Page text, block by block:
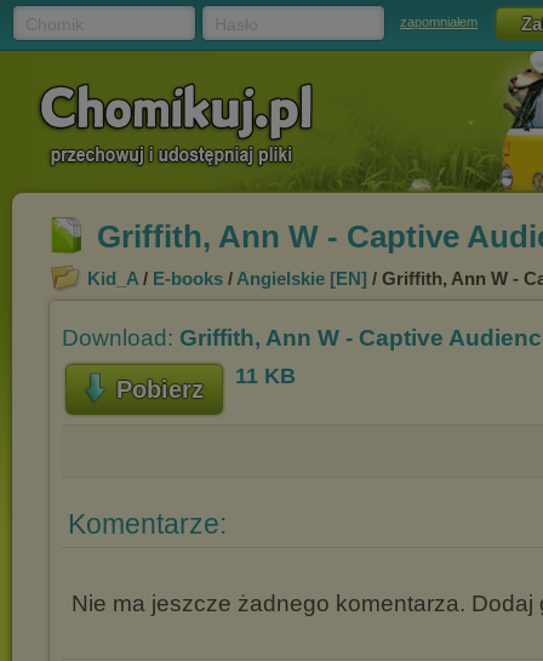
zapomniałem
Griffith, Ann W - Captive
Kid_A / E-books / Angielskie [EN] / Griffith, Ann W -
Download: Griffith, Ann W - Captive
Pobierz 11 KB
Komentarze:
Nie ma jeszcze żadnego komentarza. Dodaj